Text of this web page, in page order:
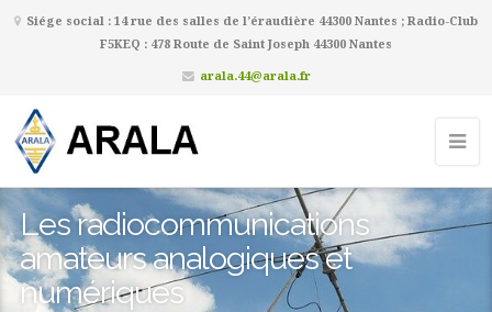
Siége social : 14 rue des salles de l’éraudière 44300 Nantes ; Radio-Club
F5KEQ : 478 Route de Saint Joseph 44300 Nantes
arala.44@arala.fr
Les radiocommunications
amateurs analogiques et
numériques